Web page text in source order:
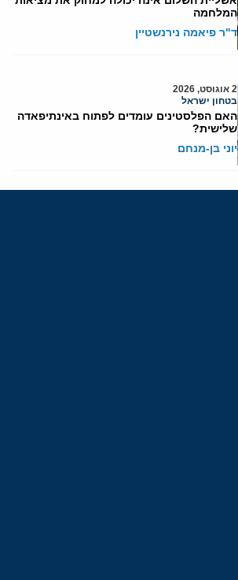
המלחמה
ד"ר פיאמה נירנשטיין
2 אוגוסט, 2026
בטחון ישראל
האם הפלסטינים עומדים לפתוח באינתיפאדה
שלישית?
יוני בן-מנחם